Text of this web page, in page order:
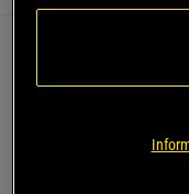
Denne
Slitesterk